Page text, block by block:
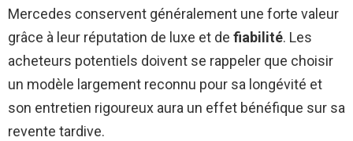
Mercedes conservent généralement une forte valeur
grâce à leur réputation de luxe et de fiabilité. Les
acheteurs potentiels doivent se rappeler que choisir
un modèle largement reconnu pour sa longévité et
son entretien rigoureux aura un effet bénéfique sur sa
revente tardive.